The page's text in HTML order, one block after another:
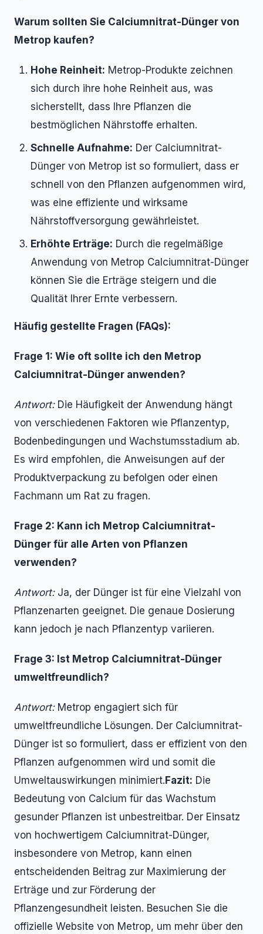
Warum sollten Sie Calciumnitrat-Dünger von
Metrop kaufen?
Hohe Reinheit: Metrop-Produkte zeichnen
sich durch ihre hohe Reinheit aus, was
sicherstellt, dass Ihre Pflanzen die
bestmöglichen Nährstoffe erhalten.
Schnelle Aufnahme: Der Calciumnitrat-
Dünger von Metrop ist so formuliert, dass er
schnell von den Pflanzen aufgenommen wird,
was eine effiziente und wirksame
Nährstoffversorgung gewährleistet.
Erhöhte Erträge: Durch die regelmäßige
Anwendung von Metrop Calciumnitrat-Dünger
können Sie die Erträge steigern und die
Qualität Ihrer Ernte verbessern.
Häufig gestellte Fragen (FAQs):
Frage 1: Wie oft sollte ich den Metrop
Calciumnitrat-Dünger anwenden?
Antwort:Die Häufigkeit der Anwendung hängt
von verschiedenen Faktoren wie Pflanzentyp,
Bodenbedingungen und Wachstumsstadium ab.
Es wird empfohlen, die Anweisungen auf der
Produktverpackung zu befolgen oder einen
Fachmann um Rat zu fragen.
Frage 2: Kann ich Metrop Calciumnitrat-
Dünger für alle Arten von Pflanzen
verwenden?
Antwort:Ja, der Dünger ist für eine Vielzahl von
Pflanzenarten geeignet. Die genaue Dosierung
kann jedoch je nach Pflanzentyp variieren.
Frage 3: Ist Metrop Calciumnitrat-Dünger
umweltfreundlich?
Antwort:Metrop engagiert sich für
umweltfreundliche Lösungen. Der Calciumnitrat-
Dünger ist so formuliert, dass er effizient von den
Pflanzen aufgenommen wird und somit die
Umweltauswirkungen minimiert. Fazit: Die
Bedeutung von Calcium für das Wachstum
gesunder Pflanzen ist unbestreitbar. Der Einsatz
von hochwertigem Calciumnitrat-Dünger,
insbesondere von Metrop, kann einen
entscheidenden Beitrag zur Maximierung der
Erträge und zur Förderung der
Pflanzengesundheit leisten. Besuchen Sie die
offizielle Website von Metrop, um mehr über den